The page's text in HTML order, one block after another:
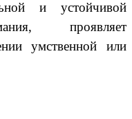
и устойчивой
проявляет
умственной или